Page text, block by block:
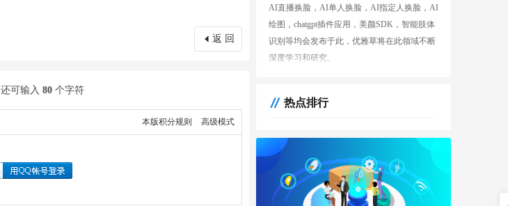
返 回
还可输入 80 个字符
本版积分规则 高级模式
AI直播换脸，AI单人换脸，AI指定人换脸，AI
绘图，chatgpt插件应用，美颜SDK，智能肢体
识别等均会发布于此，优雅草将在此领域不断
深度学习和研究。
热点排行